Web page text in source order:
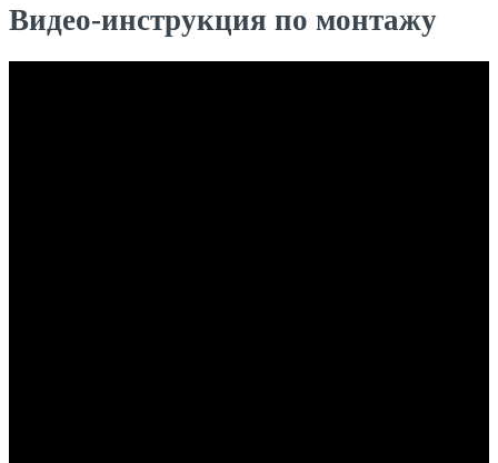
Видео-инструкция по монтажу